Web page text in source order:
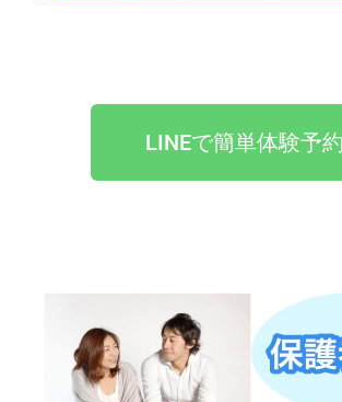
LINEで簡単体験予約